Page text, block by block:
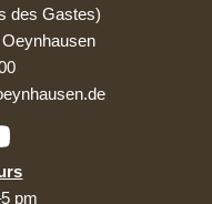
des Gastes)
pm